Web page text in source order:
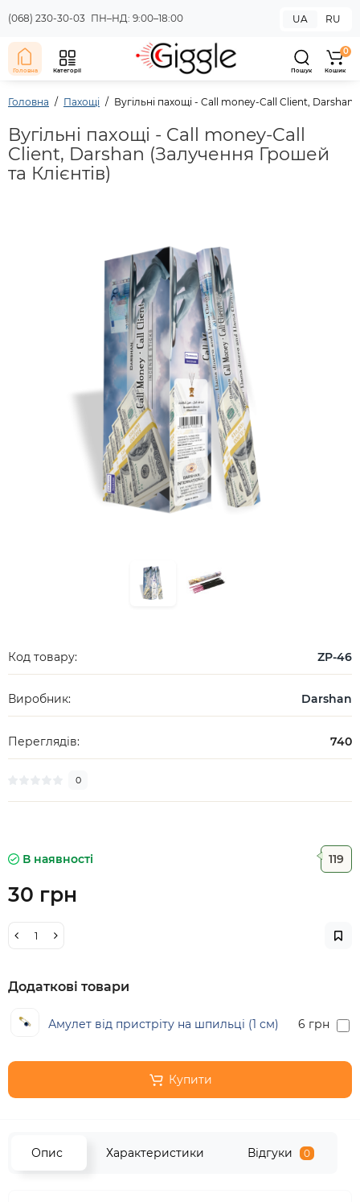
(068) 230-30-03 ПН–НД: 9:00–18:00 UA RU
Головна Категорії Пошук
0
Кошик
Головна Пахощі Вугільні пахощі - Call money-Call Client, Darshan
Вугільні пахощі - Call money-Call
Client, Darshan (Залучення Грошей
та Клієнтів)
Код товару: ZP-46
Виробник: Darshan
Переглядів: 740
0
В наявності 119
30 грн
Додаткові товари
Амулет від пристріту на шпильці (1 см) 6 грн
Купити
Опис Характеристики Відгуки 0